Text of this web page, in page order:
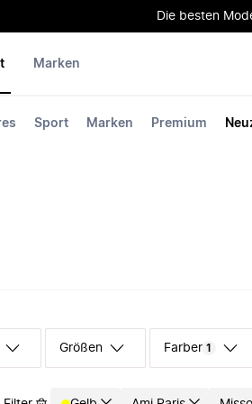
Die besten
Sport Marken Premium
Marken
Größen Farben 1